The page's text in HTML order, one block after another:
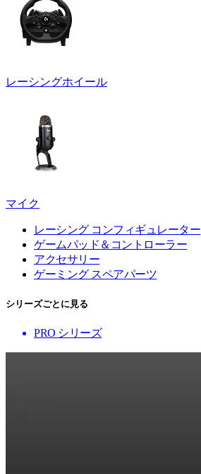
レーシングホイール
マイク
レーシング コンフィギュレーター
ゲームパッド＆コントローラー
アクセサリー
ゲーミング スペアパーツ
シリーズごとに見る
PRO シリーズ